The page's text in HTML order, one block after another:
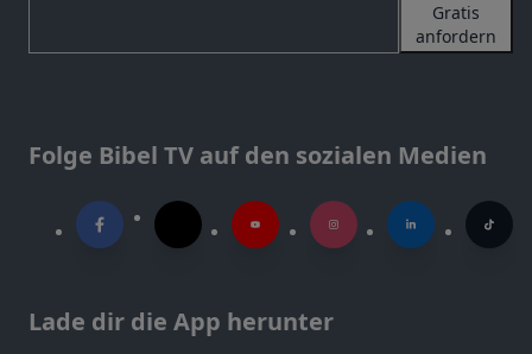
Gratis
anfordern
Folge Bibel TV auf den sozialen Medien
Lade dir die App herunter